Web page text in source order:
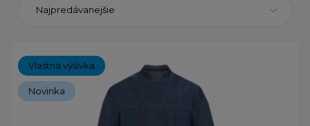
Najpredávanejšie
Vlastná výšivka
Novinka